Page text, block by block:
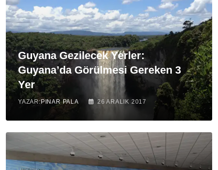
Guyana Gezilecek Yerler:
Guyana’da Görülmesi Gereken 3
Yer
YAZAR:PINAR PALA 26 ARALIK 2017